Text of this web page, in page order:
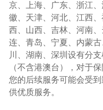
京、上海、广东、浙江
徽、天津、河北、江西
西、山西、吉林、河南
连、青岛、宁夏、内蒙
川、湖南、深圳设有分
（不含港澳台），对于
您的后续服务可能会受
供优质服务。